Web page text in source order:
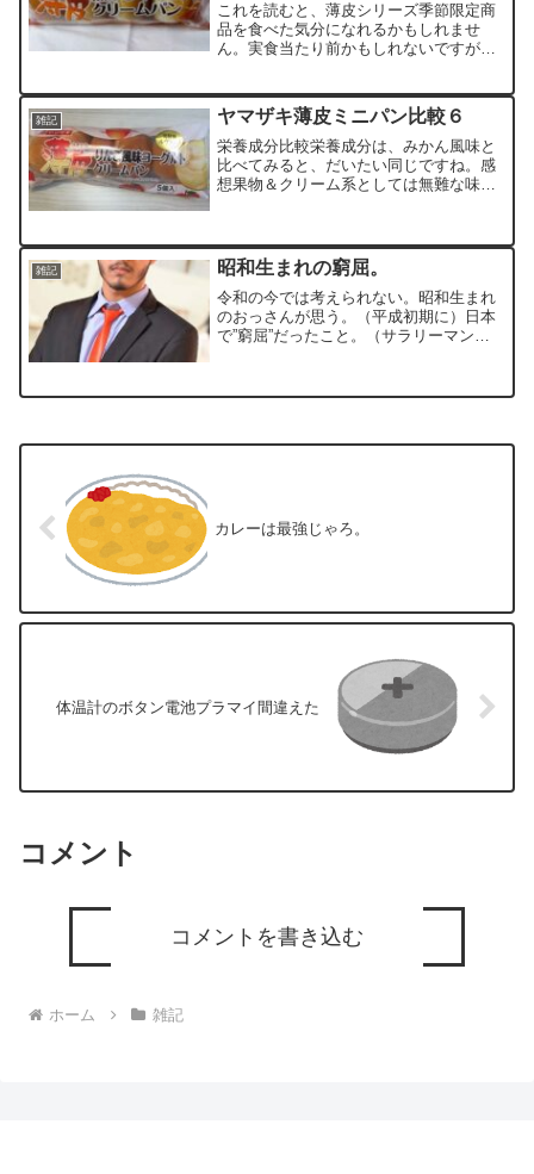
これを読むと、薄皮シリーズ季節限定商
品を食べた気分になれるかもしれませ
ん。実食当たり前かもしれないですが、
のようにはいかないのか〜食べてみる
と・・焦げた感じ？＝かすかな...
雑記 ヤマザキ薄皮ミニパン比較６
栄養成分比較栄養成分は、みかん風味と
比べてみると、だいたい同じですね。感
想果物＆クリーム系としては無難な味で
よい控えめな甘さが感じられます。これ
は、たくさん食べれます。...
雑記 昭和生まれの窮屈。
令和の今では考えられない。昭和生まれ
のおっさんが思う。（平成初期に）日本
で”窮屈”だったこと。（サラリーマン通
ン」の松本人志さんや漫画「美味しん
カレーは最強じゃろ。
体温計のボタン電池プラマイ間違えた
コメント
コメントを書き込む
ホーム 雑記